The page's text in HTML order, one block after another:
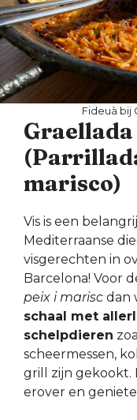
Fideuà bij
marisco)
Vis is een
Mediterraanse
visgerechten in
Barcelona! Voor
peix i marisc dan
schaal met
schelpdieren
scheermessen,
grill zijn gekookt.
erover en